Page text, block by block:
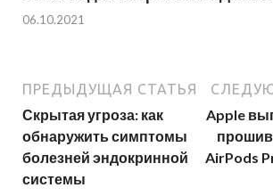
06.10.2021
ПРЕДЫДУЩАЯ СТАТЬЯ
Скрытая угроза: как
обнаружить симптомы
болезней эндокринной
системы
Apple
AirPods